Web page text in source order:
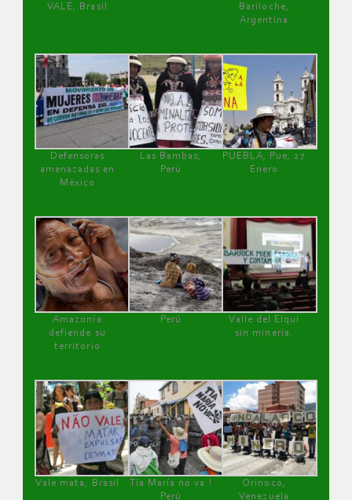
VALE, Brasil
Bariloche,
Argentina
Defensoras
amenazadas en
México
Las Bambas,
Perú
PUEBLA, Pue, 27
Enero
Amazonía
defiende su
territorio
Perú
Valle del Elqui
sin minería.
Vale mata, Brasil
Tía María no va !
Perú
Orinoco,
Venezuela